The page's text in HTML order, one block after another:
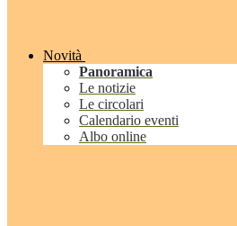
Novità
Panoramica
Le notizie
Le circolari
Calendario eventi
Albo online